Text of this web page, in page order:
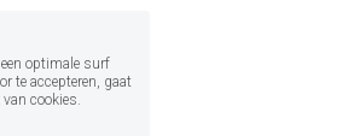
optimale surf
te accepteren, gaat
cookies.